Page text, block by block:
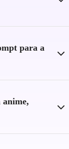
para a
anime,